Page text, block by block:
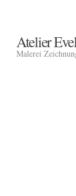
Atelier
Malerei